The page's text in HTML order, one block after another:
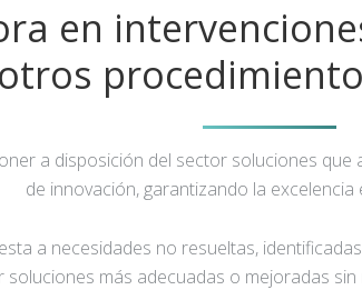
en
otros
a disposición del sector soluciones
de innovación, garantizando la
a necesidades no resueltas,
soluciones más adecuadas o mejoradas